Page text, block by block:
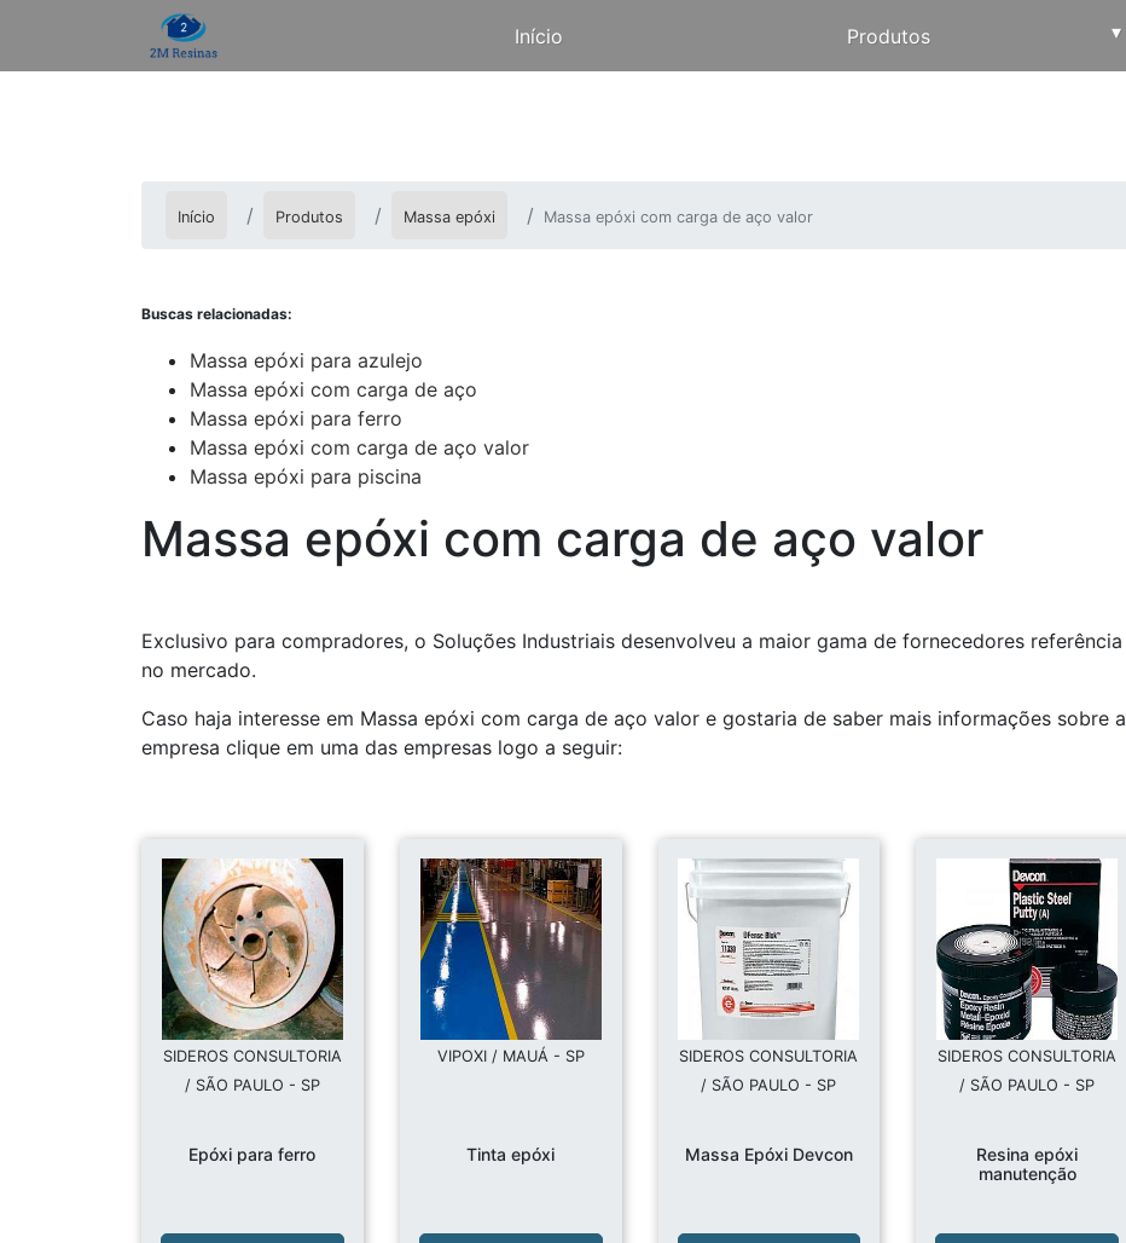
Início Produtos ▾
Início Produtos Massa epóxi Massa epóxi com carga de aço valor
Buscas relacionadas:
Massa epóxi para azulejo
Massa epóxi com carga de aço
Massa epóxi para ferro
Massa epóxi com carga de aço valor
Massa epóxi para piscina
Massa epóxi com carga de aço valor
Exclusivo para compradores, o Soluções Industriais desenvolveu a maior gama de fornecedores referência
no mercado.
Caso haja interesse em Massa epóxi com carga de aço valor e gostaria de saber mais informações sobre a
empresa clique em uma das empresas logo a seguir:
SIDEROS CONSULTORIA
/ SÃO PAULO - SP
Epóxi para ferro
VIPOXI / MAUÁ - SP
Tinta epóxi
SIDEROS CONSULTORIA
/ SÃO PAULO - SP
Massa Epóxi Devcon
SIDEROS CONSULTORIA
/ SÃO PAULO - SP
Resina epóxi
manutenção